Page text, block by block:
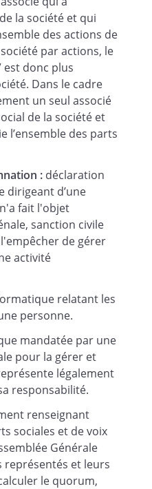
la société et qui
des actions de
par actions, le
est donc plus
Dans le cadre
un seul associé
de la société et
l’ensemble des parts
: déclaration
dirigeant d’une
fait l'objet
sanction civile
de gérer
activité
relatant les
personne.
mandatée par une
pour la gérer et
légalement
responsabilité.
renseignant
sociales et de voix
Générale
représentés et leurs
le quorum,